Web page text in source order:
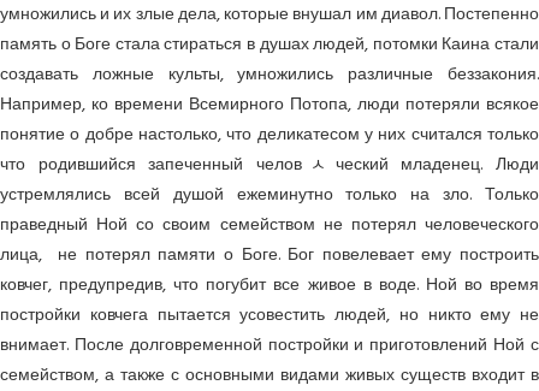
умножились и их злые дела, которые внушал им диавол. Постепенно
память о Боге стала стираться в душах людей, потомки Каина стали
создавать ложные культы, умножились различные беззакония.
Например, ко времени Всемирного Потопа, люди потеряли всякое
понятие о добре настолько, что деликатесом у них считался только
что родившийся запеченный человﾵческий младенец. Люди
устремлялись всей душой ежеминутно только на зло. Только
праведный Ной со своим семейством не потерял человеческого
лица, не потерял памяти о Боге. Бог повелевает ему построить
ковчег, предупредив, что погубит все живое в воде. Ной во время
постройки ковчега пытается усовестить людей, но никто ему не
внимает. После долговременной постройки и приготовлений Ной с
семейством, а также с основными видами живых существ входит в